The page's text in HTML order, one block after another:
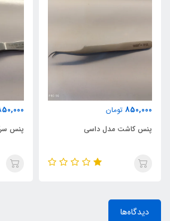
850,000 تومان
پنس کاشت مدل داسی
پنس
دیدگاه‌ها